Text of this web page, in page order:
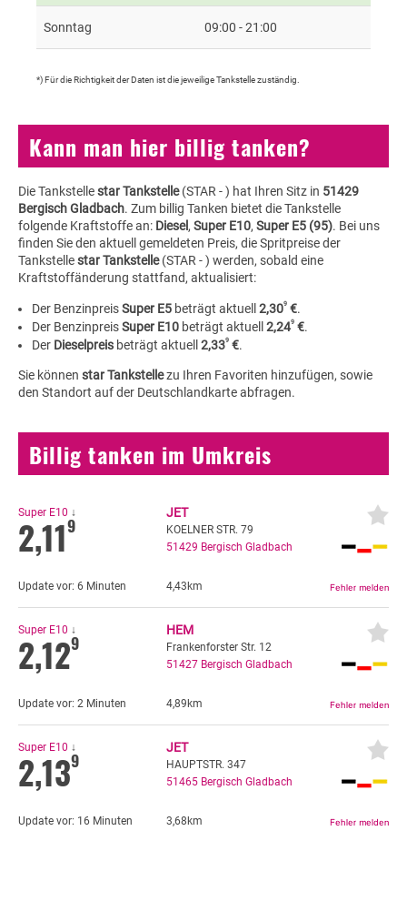
Sonntag 09:00 - 21:00
*) Für die Richtigkeit der Daten ist die jeweilige Tankstelle zuständig.
Kann man hier billig tanken?
Die Tankstellestar Tankstelle(STAR - ) hat Ihren Sitz in 51429
Bergisch Gladbach. Zum billig Tanken bietet die Tankstelle
folgende Kraftstoffe an: Diesel, Super E10, Super E5 (95). Bei uns
finden Sie den aktuell gemeldeten Preis, die Spritpreise der
Tankstellestar Tankstelle(STAR - ) werden, sobald eine
Kraftstoffänderung stattfand, aktualisiert:
Der BenzinpreisSuper E5 beträgt aktuell 2,309 €.
Der BenzinpreisSuper E10 beträgt aktuell 2,249 €.
Der Dieselpreis beträgt aktuell 2,339 €.
Sie können star Tankstellezu Ihren Favoriten hinzufügen, sowie
den Standort auf der Deutschlandkarte abfragen.
Billig tanken im Umkreis
Super E10 ↓
2,119
JET
KOELNER STR. 79
51429 Bergisch Gladbach
Update vor: 6 Minuten 4,43km
Super E10 ↓
2,129
HEM
Frankenforster Str. 12
51427 Bergisch Gladbach
Update vor: 2 Minuten 4,89km
Super E10 ↓
2,139
JET
HAUPTSTR. 347
51465 Bergisch Gladbach
Update vor: 16 Minuten 3,68km